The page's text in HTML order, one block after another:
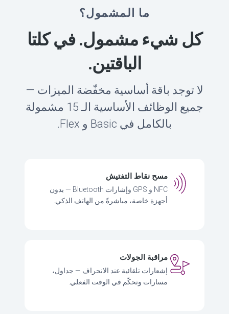
ما المشمول؟
كل شيء مشمول. في كلتا
الباقتين.
لا توجد باقة أساسية مخفّضة الميزات —
جميع الوظائف الأساسية الـ 15 مشمولة
بالكامل في Basic و Flex.
مسح نقاط التفتيش
NFC و GPS وإشارات Bluetooth — بدون
أجهزة خاصة، مباشرةً من الهاتف الذكي.
مراقبة الجولات
إشعارات تلقائية عند الانحراف — جداول،
مسارات وتحكّم في الوقت الفعلي.